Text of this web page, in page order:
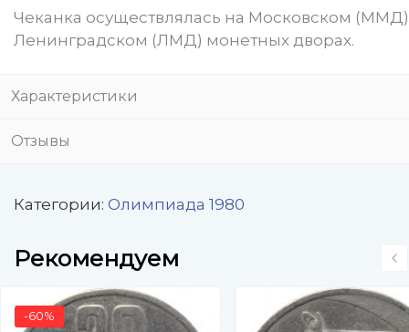
Чеканка осуществлялась на Московском
Ленинградском (ЛМД) монетных дворах.
Характеристики
Отзывы
Категории: Олимпиада 1980
Рекомендуем
-60%